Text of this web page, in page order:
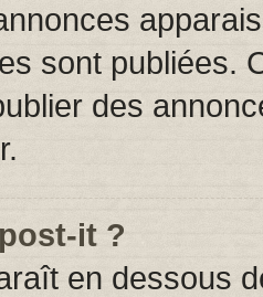
sont publiées.
des
it ?
en dessous